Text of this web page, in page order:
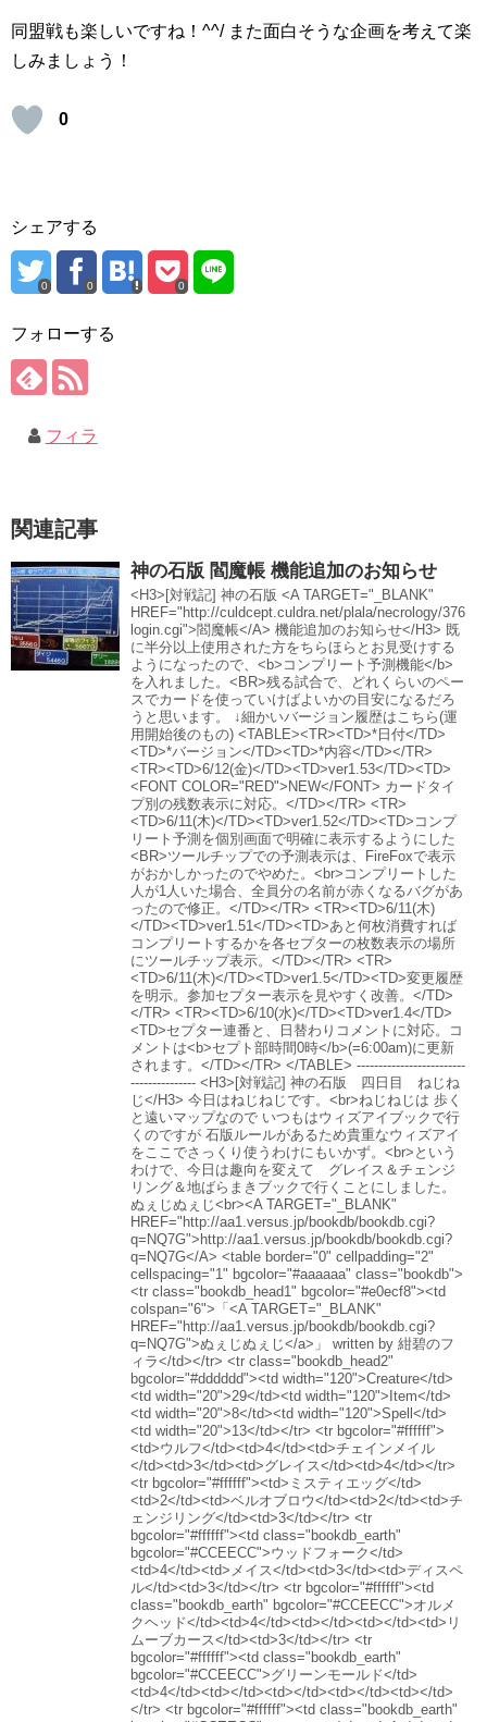
同盟戦も楽しいですね！^^/ また面白そうな企画を考えて楽
しみましょう！
0
シェアする
0 0 0
フォローする
フィラ
関連記事
神の石版 閻魔帳 機能追加のお知らせ
<H3>[対戦記] 神の石版 <A TARGET="_BLANK"
HREF="http://culdcept.culdra.net/plala/necrology/376
login.cgi">閻魔帳</A> 機能追加のお知らせ</H3> 既
に半分以上使用された方をちらほらとお見受けする
ようになったので、<b>コンプリート予測機能</b>
を入れました。<BR>残る試合で、どれくらいのペー
スでカードを使っていけばよいかの目安になるだろ
うと思います。 ↓細かいバージョン履歴はこちら(運
用開始後のもの) <TABLE><TR><TD>*日付</TD>
<TD>*バージョン</TD><TD>*内容</TD></TR>
<TR><TD>6/12(金)</TD><TD>ver1.53</TD><TD>
<FONT COLOR="RED">NEW</FONT> カードタイ
プ別の残数表示に対応。</TD></TR> <TR>
<TD>6/11(木)</TD><TD>ver1.52</TD><TD>コンプ
リート予測を個別画面で明確に表示するようにした
<BR>ツールチップでの予測表示は、FireFoxで表示
がおかしかったのでやめた。<br>コンプリートした
人が1人いた場合、全員分の名前が赤くなるバグがあ
ったので修正。</TD></TR> <TR><TD>6/11(木)
</TD><TD>ver1.51</TD><TD>あと何枚消費すれば
コンプリートするかを各セプターの枚数表示の場所
にツールチップ表示。</TD></TR> <TR>
<TD>6/11(木)</TD><TD>ver1.5</TD><TD>変更履歴
を明示。参加セプター表示を見やすく改善。</TD>
</TR> <TR><TD>6/10(水)</TD><TD>ver1.4</TD>
<TD>セプター連番と、日替わりコメントに対応。コ
メントは<b>セプト部時間0時</b>(=6:00am)に更新
されます。</TD></TR> </TABLE> -------------------------
--------------- <H3>[対戦記] 神の石版 四日目 ねじね
じ</H3> 今日はねじねじです。<br>ねじねじは 歩く
と遠いマップなので いつもはウィズアイブックで行
くのですが 石版ルールがあるため貴重なウィズアイ
をここでさっくり使うわけにもいかず。<br>という
わけで、今日は趣向を変えて グレイス＆チェンジ
リング＆地ばらまきブックで行くことにしました。
ぬぇじぬぇじ<br><A TARGET="_BLANK"
HREF="http://aa1.versus.jp/bookdb/bookdb.cgi?
q=NQ7G">http://aa1.versus.jp/bookdb/bookdb.cgi?
q=NQ7G</A> <table border="0" cellpadding="2"
cellspacing="1" bgcolor="#aaaaaa" class="bookdb">
<tr class="bookdb_head1" bgcolor="#e0ecf8"><td
colspan="6">「<A TARGET="_BLANK"
HREF="http://aa1.versus.jp/bookdb/bookdb.cgi?
q=NQ7G">ぬぇじぬぇじ</a>」 written by 紺碧のフ
ィラ</td></tr> <tr class="bookdb_head2"
bgcolor="#dddddd"><td width="120">Creature</td>
<td width="20">29</td><td width="120">Item</td>
<td width="20">8</td><td width="120">Spell</td>
<td width="20">13</td></tr> <tr bgcolor="#ffffff">
<td>ウルフ</td><td>4</td><td>チェインメイル
</td><td>3</td><td>グレイス</td><td>4</td></tr>
<tr bgcolor="#ffffff"><td>ミスティエッグ</td>
<td>2</td><td>ベルオブロウ</td><td>2</td><td>チ
ェンジリング</td><td>3</td></tr> <tr
bgcolor="#ffffff"><td class="bookdb_earth"
bgcolor="#CCEECC">ウッドフォーク</td>
<td>4</td><td>メイス</td><td>3</td><td>ディスペ
ル</td><td>3</td></tr> <tr bgcolor="#ffffff"><td
class="bookdb_earth" bgcolor="#CCEECC">オルメ
クヘッド</td><td>4</td><td></td><td></td><td>リ
ムーブカース</td><td>3</td></tr> <tr
bgcolor="#ffffff"><td class="bookdb_earth"
bgcolor="#CCEECC">グリーンモールド</td>
<td>4</td><td></td><td></td><td></td><td></td>
</tr> <tr bgcolor="#ffffff"><td class="bookdb_earth"